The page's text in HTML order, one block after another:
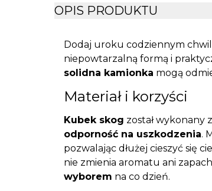
OPIS PRODUKTU
Dodaj uroku codziennym
niepowtarzalną formą i
solidna kamionka mogą
Materiał i korzyści
Kubek skog został wykonany
odporność na uszkodzenia.
pozwalając dłużej cieszyć się
nie zmienia aromatu ani
wyborem na co dzień.